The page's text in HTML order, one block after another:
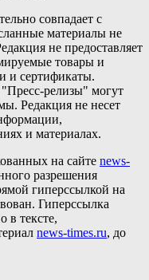
совпадает с
материалы не
не предоставляет
товары и
и сертификаты.
релизы" могут
Редакция не несет
и материалах.
на сайте news-
разрешения
гиперссылкой на
Гиперссылка
в тексте,
news-times.ru, до